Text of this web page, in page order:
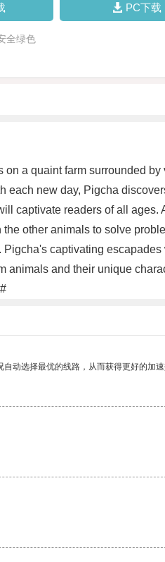
PC下载
全绿色
a quaint farm surrounded
new day, Pigcha
captivate readers of all ages.
other animals to solve
captivating
and their unique
动选择最优的线路，从而获得更好的加速